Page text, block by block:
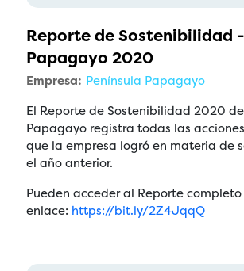
Reporte de Sostenibilidad
Papagayo 2020
Empresa: Península Papagayo
El Reporte de Sostenibilidad 2020
Papagayo registra todas las
que la empresa logró en materia de
el año anterior.
Pueden acceder al Reporte
enlace: https://bit.ly/2Z4JqqQ